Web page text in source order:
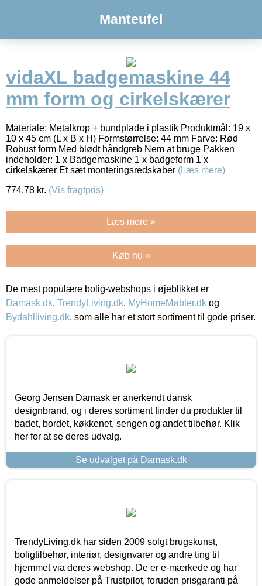
Manteufel
vidaXL badgemaskine 44
mm form og cirkelskærer
Materiale: Metalkrop + bundplade i plastik Produktmål: 19 x
10 x 45 cm (L x B x H) Formstørrelse: 44 mm Farve: Rød
Robust form Med blødt håndgreb Nem at bruge Pakken
indeholder: 1 x Badgemaskine 1 x badgeform 1 x
cirkelskærer Et sæt monteringsredskaber (Læs mere)
774.78 kr. (Vis fragtpris)
Læs mere »
Køb nu »
De mest populære bolig-webshops i øjeblikket er
Damask.dk, TrendyLiving.dk, MyHomeMøbler.dk og
Bydahlliving.dk, som alle har et stort sortiment til gode priser.
Georg Jensen Damask er anerkendt dansk
designbrand, og i deres sortiment finder du produkter til
badet, bordet, køkkenet, sengen og andet tilbehør. Klik
her for at se deres udvalg.
Se udvalget på Damask.dk
TrendyLiving.dk har siden 2009 solgt brugskunst,
boligtilbehør, interiør, designvarer og andre ting til
hjemmet via deres webshop. De er e-mærkede og har
gode anmeldelser på Trustpilot, foruden prisgaranti på